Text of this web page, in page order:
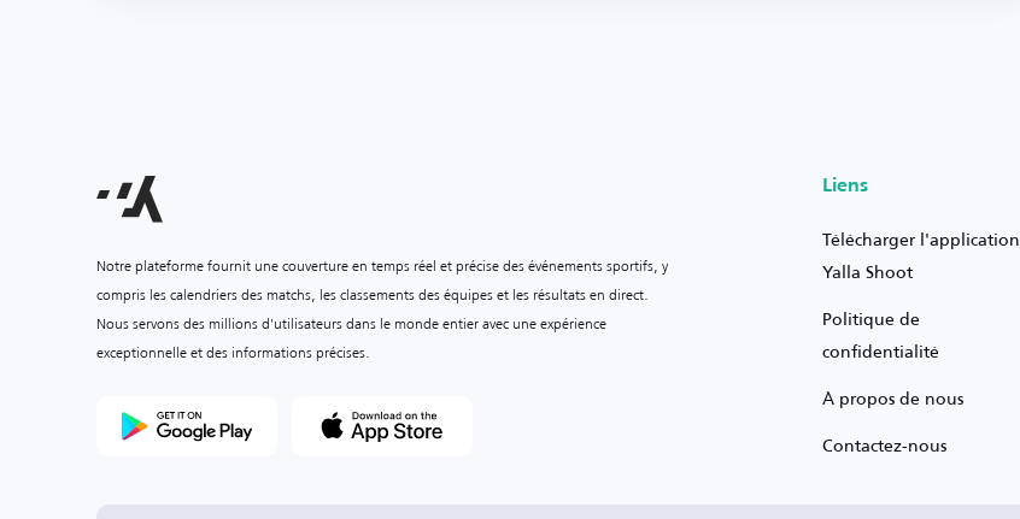
Notre plateforme fournit une couverture en temps réel et précise des événements sportifs, y
compris les calendriers des matchs, les classements des équipes et les résultats en direct.
Nous servons des millions d'utilisateurs dans le monde entier avec une expérience
exceptionnelle et des informations précises.
Liens
Télécharger l'application
Yalla Shoot
Politique de
confidentialité
À propos de nous
Contactez-nous